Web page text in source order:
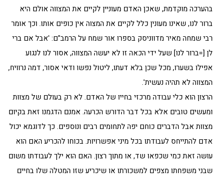
בהערכה מוקדמת, שאכן האדם מעוניין לקיים את המצווה אולם היא
ברור לנו, שאינו מעונין כלל לקיים את המצוה אין כופים אותו. וכך אומר
רבי שמחה מאיר מדווניסק בספרו אור שמח על הרמב"ם: 'אבל אם ברי
לן [=ברור לנו] שעל ידי הכאה זו לא יעשה המצווה, אסור לנו לנגוע
אפילו בשערו, מכל שכן בלא דעתו, ליטול נפשו ודאי אסור, דמה נרוויח,
המצווה לא תהיה נעשית'.
הרצון הוא כלי עבודה מרכזי בחייו של האדם. לא רק בעולם של מצוות
ומעשים טובים אלא בכל דבר הדורש הכרעה. אמנם הדגמנו זאת בקיום
מצוות אבל הדברים כוחם יפה לתחומים רבים ונוספים. כך לדוגמא יכול
אדם להתייחס לעבודתו בכל מיני אפשרויות. בכוחו להכריע האם הוא
עושה זאת כמי שכפאו שד, או מתוך רצון. האם הוא ילך לעבודתו משום
שבני משפחתו מצפים למשכורתו או שיכריע שזו המטלה שלו בחיים